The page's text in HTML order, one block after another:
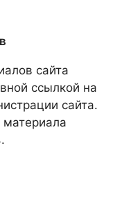
сайта
ссылкой на
сайта.
материала